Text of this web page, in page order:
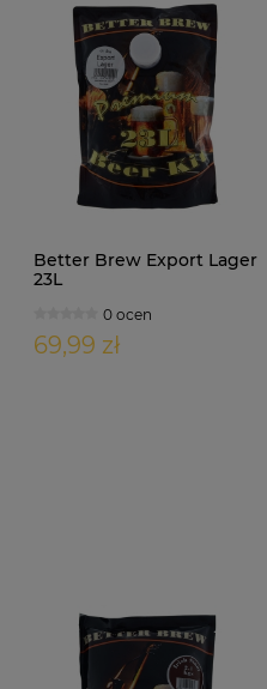
Better Brew Export Lager
23L
0 ocen
69,99 zł